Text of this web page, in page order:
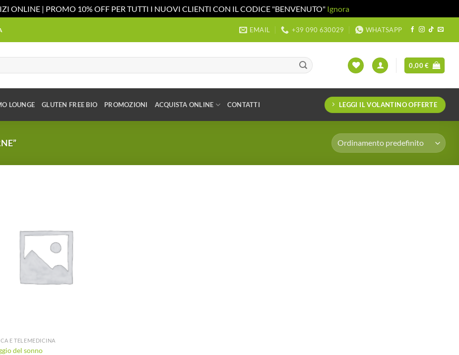
ONLINE | PROMO 10% OFF PER TUTTI I NUOVI CLIENTI CON IL CODICE "BENVENUTO" Ignora
EMAIL +39 090 630029 WHATSAPP
0,00€
LOUNGE GLUTEN FREE BIO PROMOZIONI ACQUISTA ONLINE CONTATTI LEGGI IL VOLANTINO OFFERTE
E TELEMEDICINA
del sonno